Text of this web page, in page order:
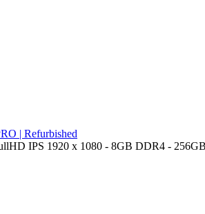
| Refurbished
IPS 1920 x 1080 - 8GB DDR4 -